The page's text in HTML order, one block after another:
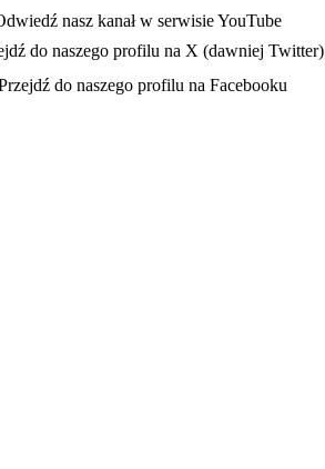
- otwiera się w nowej karcie
nasz kanał w serwisie YouTube
w nowej karcie
do naszego profilu na X (dawniej Twitter)
- otwiera się w nowej karcie
do naszego profilu na Facebooku